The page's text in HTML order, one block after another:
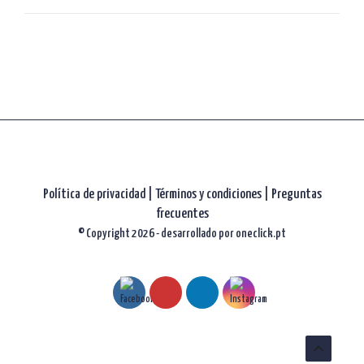
Política de privacidad| Términos y condiciones |
Preguntas
frecuentes
© Copyright 2026 - desarrollado por oneclick.pt